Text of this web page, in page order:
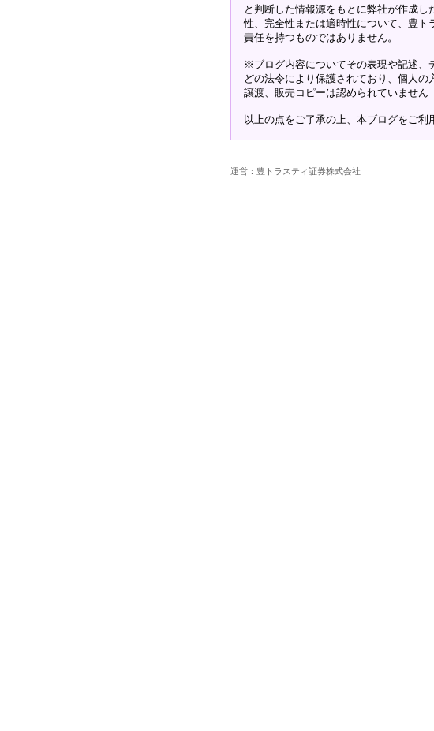
と判断した情報源をもとに弊社が作成
性、完全性または適時性について、豊
責任を持つものではありません。
※ブログ内容についてその表現や記述、
どの法令により保護されており、個人
譲渡、販売コピーは認められていません
以上の点をご了承の上、本ブログをご利
運営：豊トラスティ証券株式会社